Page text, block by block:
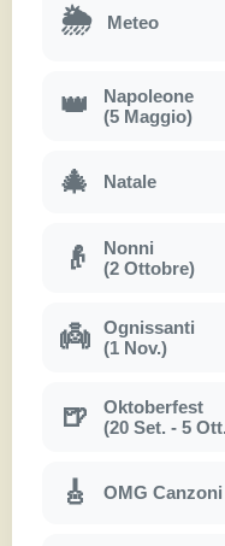
🌦 Meteo
👑
Napoleone
(5 Maggio)
🎄 Natale
👴
Nonni
(2 Ottobre)
👼
Ognissanti
(1 Nov.)
🍺
Oktoberfest
(20 Set. - 5
🎸 OMG